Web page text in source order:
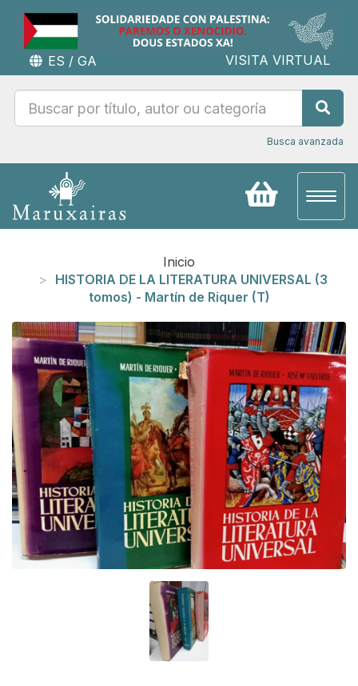
ES / GA VISITA VIRTUAL
Busca avanzada
Inicio
HISTORIA DE LA LITERATURA UNIVERSAL (3
tomos) - Martín de Riquer (T)